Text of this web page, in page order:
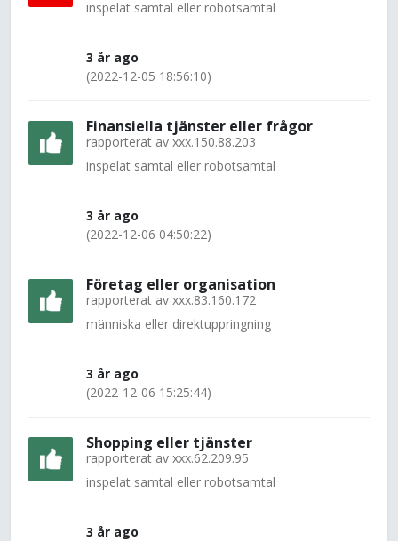
inspelat samtal eller robotsamtal
3 år ago
(2022-12-05 18:56:10)
Finansiella tjänster eller frågor
rapporterat av xxx.150.88.203
inspelat samtal eller robotsamtal
3 år ago
(2022-12-06 04:50:22)
Företag eller organisation
rapporterat av xxx.83.160.172
människa eller direktuppringning
3 år ago
(2022-12-06 15:25:44)
Shopping eller tjänster
rapporterat av xxx.62.209.95
inspelat samtal eller robotsamtal
3 år ago